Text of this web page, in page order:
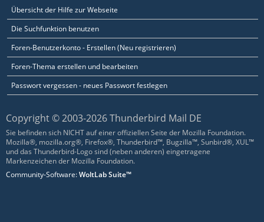
Übersicht der Hilfe zur Webseite
Die Suchfunktion benutzen
Foren-Benutzerkonto - Erstellen (Neu registrieren)
Foren-Thema erstellen und bearbeiten
Passwort vergessen - neues Passwort festlegen
Copyright © 2003-2026 Thunderbird Mail DE
Sie befinden sich NICHT auf einer offiziellen Seite der Mozilla Foundation.
Mozilla®, mozilla.org®, Firefox®, Thunderbird™, Bugzilla™, Sunbird®, XUL™
und das Thunderbird-Logo sind (neben anderen) eingetragene
Markenzeichen der Mozilla Foundation.
Community-Software:WoltLab Suite™